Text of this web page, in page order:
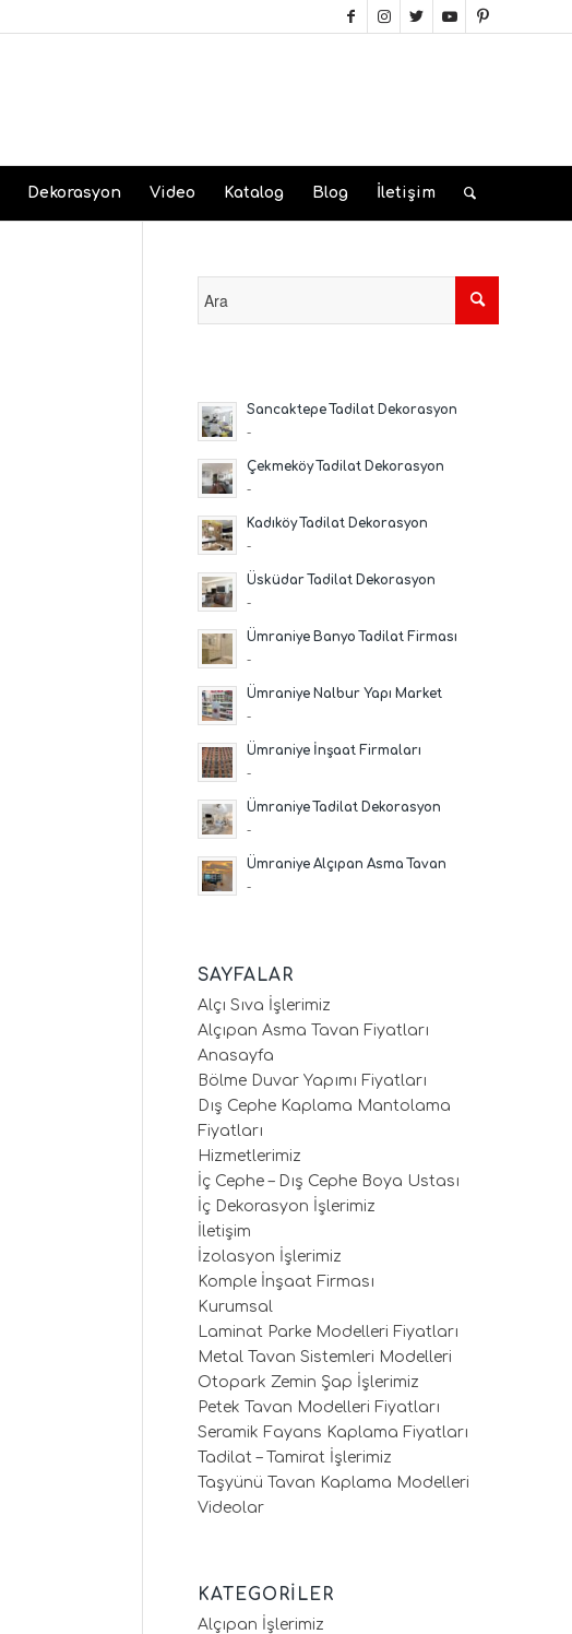
Dekorasyon Video Katalog Blog İletişim
Sancaktepe Tadilat Dekorasyon
-
Çekmeköy Tadilat Dekorasyon
-
Kadıköy Tadilat Dekorasyon
-
Üsküdar Tadilat Dekorasyon
-
Ümraniye Banyo Tadilat Firması
-
Ümraniye Nalbur Yapı Market
-
Ümraniye İnşaat Firmaları
-
Ümraniye Tadilat Dekorasyon
-
Ümraniye Alçıpan Asma Tavan
-
SAYFALAR
Alçı Sıva İşlerimiz
Alçıpan Asma Tavan Fiyatları
Anasayfa
Bölme Duvar Yapımı Fiyatları
Dış Cephe Kaplama Mantolama
Fiyatları
Hizmetlerimiz
İç Cephe – Dış Cephe Boya Ustası
İç Dekorasyon İşlerimiz
İletişim
İzolasyon İşlerimiz
Komple İnşaat Firması
Kurumsal
Laminat Parke Modelleri Fiyatları
Metal Tavan Sistemleri Modelleri
Otopark Zemin Şap İşlerimiz
Petek Tavan Modelleri Fiyatları
Seramik Fayans Kaplama Fiyatları
Tadilat – Tamirat İşlerimiz
Taşyünü Tavan Kaplama Modelleri
Videolar
KATEGORILER
Alçıpan İşlerimiz